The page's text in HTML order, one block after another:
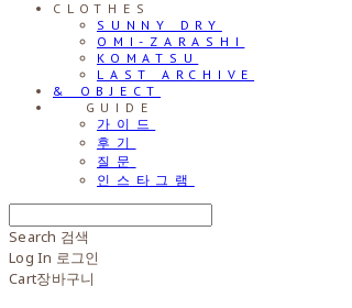
CLOTHES
SUNNY DRY
OMI-ZARASHI
KOMATSU
LAST ARCHIVE
& OBJECT
⠀⠀GUIDE
가이드
후기
질문
인스타그램
Search 검색
Log In 로그인
Cart장바구니